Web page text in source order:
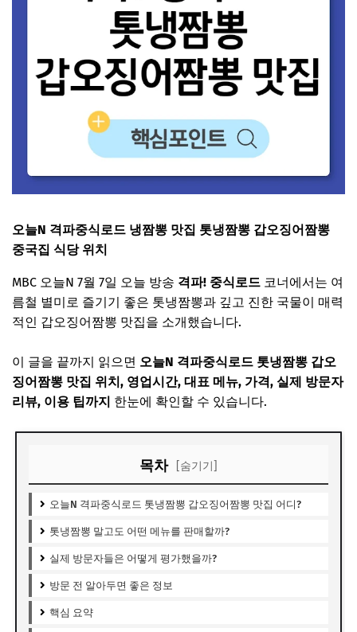
오늘N 격파중식로드 냉짬뽕 맛집 톳냉짬뽕 갑오징어짬뽕
중국집 식당 위치
MBC 오늘N 7월 7일 오늘 방송 격파! 중식로드 코너에서는 여
름철 별미로 즐기기 좋은 톳냉짬뽕과 깊고 진한 국물이 매력
적인 갑오징어짬뽕 맛집을 소개했습니다.
이 글을 끝까지 읽으면 오늘N 격파중식로드 톳냉짬뽕 갑오
징어짬뽕 맛집 위치, 영업시간, 대표 메뉴, 가격, 실제 방문자
리뷰, 이용 팁까지 한눈에 확인할 수 있습니다.
목차 [숨기기]
오늘N 격파중식로드 톳냉짬뽕 갑오징어짬뽕 맛집 어디?
톳냉짬뽕 말고도 어떤 메뉴를 판매할까?
실제 방문자들은 어떻게 평가했을까?
방문 전 알아두면 좋은 정보
핵심 요약